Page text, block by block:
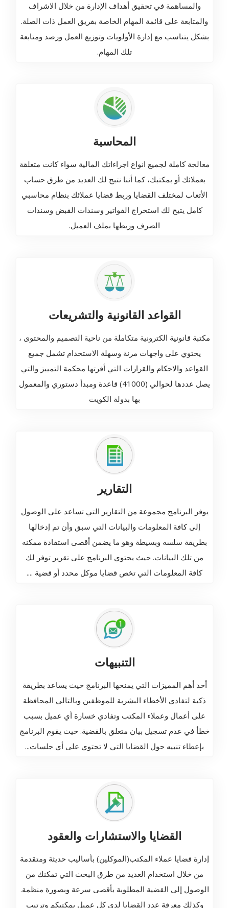
والمساهمة في تحقيق أهداف الإدارة من خلال الاشراف
والمتابعة على قائمة المهام الخاصة بفريق العمل ذات الصلة.
بشكل يتناسب مع إدارة الأولويات وتوزيع العمل ورصد ومتابعة
تلك المهام.
المحاسبة
معالجة كاملة لجميع انواع اجراءاتك المالية سواء كانت متعلقة
بعملائك أو بمكتبك، كما أننا نتيح لك العديد من طرق حساب
الأتعاب لمختلف القضايا وربط قضايا عملائك بنظام محاسبي
كامل يتيح لك استخراج الفواتير وسندات القبض وسندات
الصرف وربطها بملف العميل.
القواعد القانونية والتشريعات
مكتبة قانونية الكترونية متكاملة من ناحية التصميم والمحتوى ،
يحتوي على واجهات مرنة وسهلة الاستخدام تشمل جميع
القواعد والاحكام والقرارات التي أقرتها محكمة التمييز والتي
يصل عددها لحوالي (41000) قاعدة ومبدأ دستوري والمعمول
بها بدولة الكويت
التقارير
يوفر البرنامج مجموعة من التقارير التي تساعد على الوصول
إلى كافة المعلومات والبيانات التي سبق وأن تم إدخالها
بطريقة سلسه وبسيطة وهو ما يضمن أقصى استفادة ممكنه
من تلك البيانات. حيث يحتوي البرنامج على تقرير توفر لك
كافة المعلومات التي تخص قضايا موكل محدد أو قضية ....
التنبيهات
أحد أهم المميزات التي يمنحها البرنامج حيث يساعد بطريقة
ذكية لتفادي الأخطاء البشرية للموظفين وبالتالي المحافظة
على أعمال وعملاء المكتب وتفادي خسارة أي عميل بسبب
خطأ في عدم تسجيل بيان متعلق بالقضية. حيث يقوم البرنامج
بإعطاء تنبيه حول القضايا التي لا تحتوي على أي جلسات...
القضايا والاستشارات والعقود
إدارة قضايا عملاء المكتب(الموكلين) بأساليب حديثة ومتقدمة
من خلال استخدام العديد من طرق البحث التي تمكنك من
الوصول إلى القضية المطلوبة بأقصى سرعة وبصورة منظمة.
وكذلك معرفة عدد القضايا لدى كل عميل بمكتبكم وترتيب